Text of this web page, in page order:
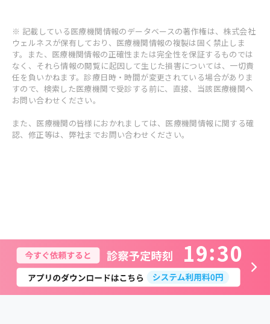
※ 記載している医療機関情報のデータベースの著作権は、株式会社
ウェルネスが保有しており、医療機関情報の複製は固く禁止しま
す。また、医療機関情報の正確性または完全性を保証するものでは
なく、それら情報の閲覧に起因して生じた損害については、一切責
任を負いかねます。診療日時・時間が変更されている場合がありま
すので、検索した医療機関で受診する前に、直接、当該医療機関へ
お問い合わせください。
また、医療機関の皆様におかれましては、医療機関情報に関する確
認、修正等は、弊社までお問い合わせください。
19 30